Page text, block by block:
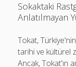
Sokaktaki
Anlatılmayan
Tokat,
tarihi ve kültürel
Ancak, Tokat'ın